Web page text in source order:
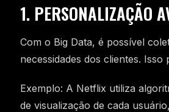
1. PERSONALIZAÇÃO
Com o Big Data, é possível
necessidades dos clientes.
Exemplo: A Netflix utiliza
de visualização de cada